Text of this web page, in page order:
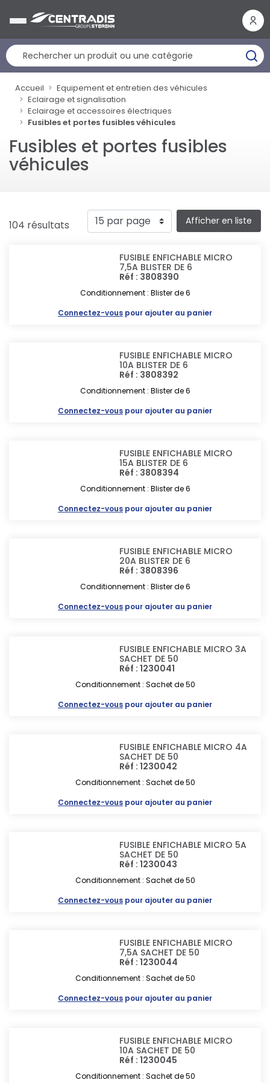
Accueil
Equipement et entretien des véhicules
Eclairage et signalisation
Eclairage et accessoires électriques
Fusibles et portes fusibles véhicules
Fusibles et portes fusibles
véhicules
104 résultats Afficher en liste
FUSIBLE ENFICHABLE MICRO
7,5A BLISTER DE 6
Réf : 3808390
Conditionnement : Blister de 6
Connectez-vous pour ajouter au panier
FUSIBLE ENFICHABLE MICRO
10A BLISTER DE 6
Réf : 3808392
Conditionnement : Blister de 6
Connectez-vous pour ajouter au panier
FUSIBLE ENFICHABLE MICRO
15A BLISTER DE 6
Réf : 3808394
Conditionnement : Blister de 6
Connectez-vous pour ajouter au panier
FUSIBLE ENFICHABLE MICRO
20A BLISTER DE 6
Réf : 3808396
Conditionnement : Blister de 6
Connectez-vous pour ajouter au panier
FUSIBLE ENFICHABLE MICRO 3A
SACHET DE 50
Réf : 1230041
Conditionnement : Sachet de 50
Connectez-vous pour ajouter au panier
FUSIBLE ENFICHABLE MICRO 4A
SACHET DE 50
Réf : 1230042
Conditionnement : Sachet de 50
Connectez-vous pour ajouter au panier
FUSIBLE ENFICHABLE MICRO 5A
SACHET DE 50
Réf : 1230043
Conditionnement : Sachet de 50
Connectez-vous pour ajouter au panier
FUSIBLE ENFICHABLE MICRO
7,5A SACHET DE 50
Réf : 1230044
Conditionnement : Sachet de 50
Connectez-vous pour ajouter au panier
FUSIBLE ENFICHABLE MICRO
10A SACHET DE 50
Réf : 1230045
Conditionnement : Sachet de 50